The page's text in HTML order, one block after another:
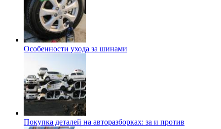
Особенности ухода за шинами
Покупка деталей на авторазборках: за и против